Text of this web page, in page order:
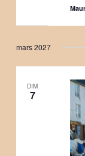
mars 2027
DIM
7